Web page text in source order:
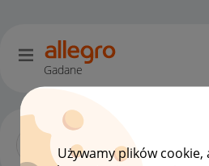
Używamy plików cookie,
Gadane